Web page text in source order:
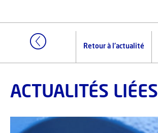
Retour à l'actualité
ACTUALITÉS LIÉES